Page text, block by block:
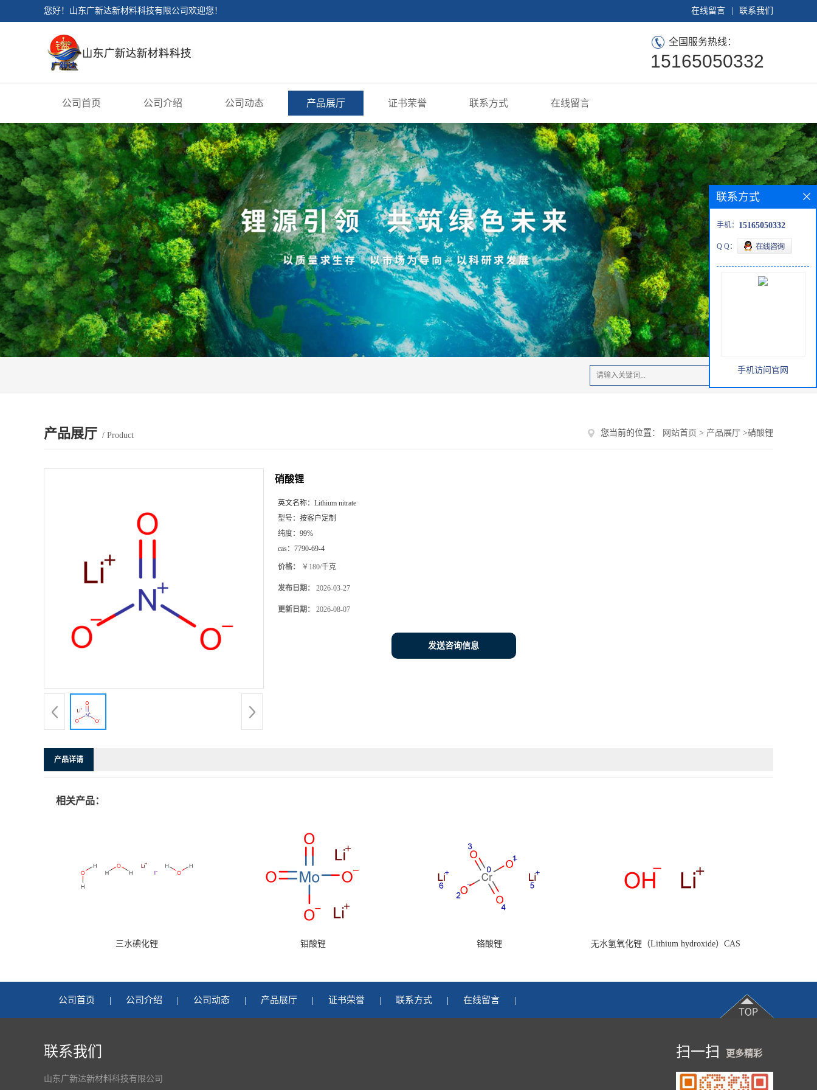
您好！山东广新达新材料科技有限公司欢迎您！ 在线留言 联系我们
全国服务热线：
15165050332
公司首页 公司介绍 公司动态 产品展厅 证书荣誉 联系方式 在线留言
产品展厅 / Product 您当前的位置： 网站首页 > 产品展厅 >硝酸锂
硝酸锂
英文名称： Lithium nitrate
型号： 按客户定制
纯度： 99%
cas： 7790-69-4
价格： ￥180/千克
发布日期： 2026-03-27
更新日期： 2026-08-07
发送咨询信息
产品详请
相关产品：
三水碘化锂 钼酸锂 铬酸锂
无水氢氧化锂（Lithium hydroxide）CAS
联系方式
手机： 15165050332
Q Q：
手机访问官网
公司首页 | 公司介绍 | 公司动态 | 产品展厅 | 证书荣誉 | 联系方式 | 在线留言 |
联系我们
山东广新达新材料科技有限公司
扫一扫 更多精彩